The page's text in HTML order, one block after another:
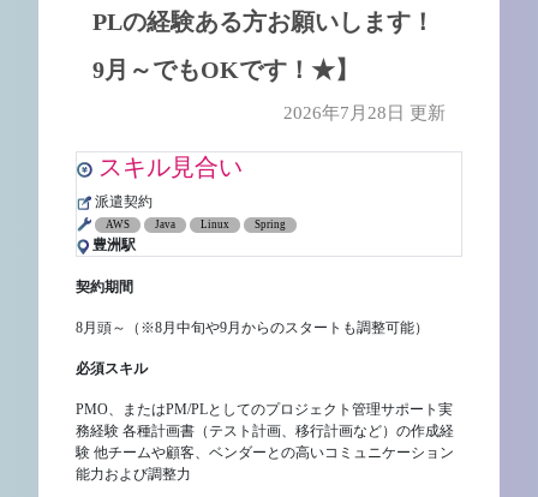
PLの経験ある方お願いします！
9月～でもOKです！★】
2026年7月28日 更新
スキル見合い
派遣契約
AWS Java Linux Spring
豊洲駅
契約期間
8月頭～（※8月中旬や9月からのスタートも調整可能）
必須スキル
PMO、またはPM/PLとしてのプロジェクト管理サポート実
務経験 各種計画書（テスト計画、移行計画など）の作成経
験 他チームや顧客、ベンダーとの高いコミュニケーション
能力および調整力